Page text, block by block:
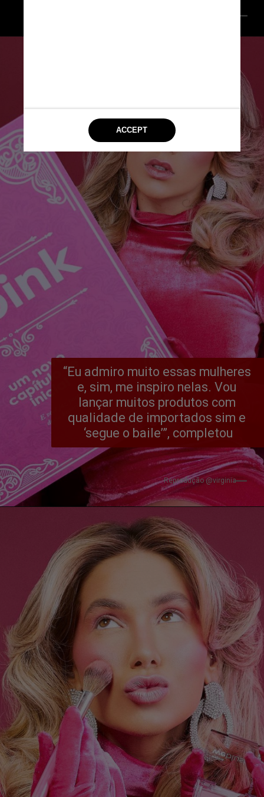
“Eu admiro muito essas mulheres
e, sim, me inspiro nelas. Vou
lançar muitos produtos com
qualidade de importados sim e
‘segue o baile’”, completou
Reprodução @virginia